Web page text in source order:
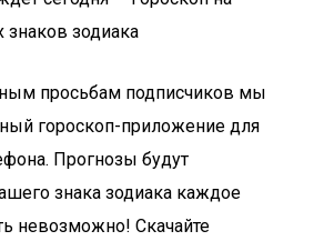
знаков зодиака
просьбам подписчиков мы
гороскоп-приложение для
Прогнозы будут
знака зодиака каждое
невозможно! Скачайте